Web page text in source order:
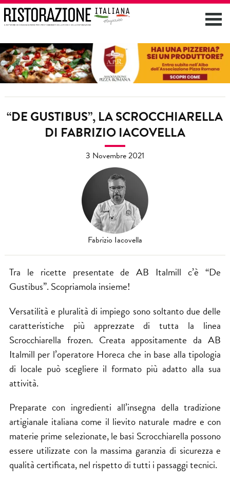
“DE GUSTIBUS”, LA SCROCCHIARELLA
DI FABRIZIO IACOVELLA
3 Novembre 2021
Fabrizio Iacovella
Tra le ricette presentate de AB Italmill c’è “De
Gustibus”. Scopriamola insieme!
Versatilità e pluralità di impiego sono soltanto due delle
caratteristiche più apprezzate di tutta la linea
Scrocchiarella frozen. Creata appositamente da AB
Italmill per l’operatore Horeca che in base alla tipologia
di locale può scegliere il formato più adatto alla sua
attività.
Preparate con ingredienti all’insegna della tradizione
artigianale italiana come il lievito naturale madre e con
materie prime selezionate, le basi Scrocchiarella possono
essere utilizzate con la massima garanzia di sicurezza e
qualità certificata, nel rispetto di tutti i passaggi tecnici.